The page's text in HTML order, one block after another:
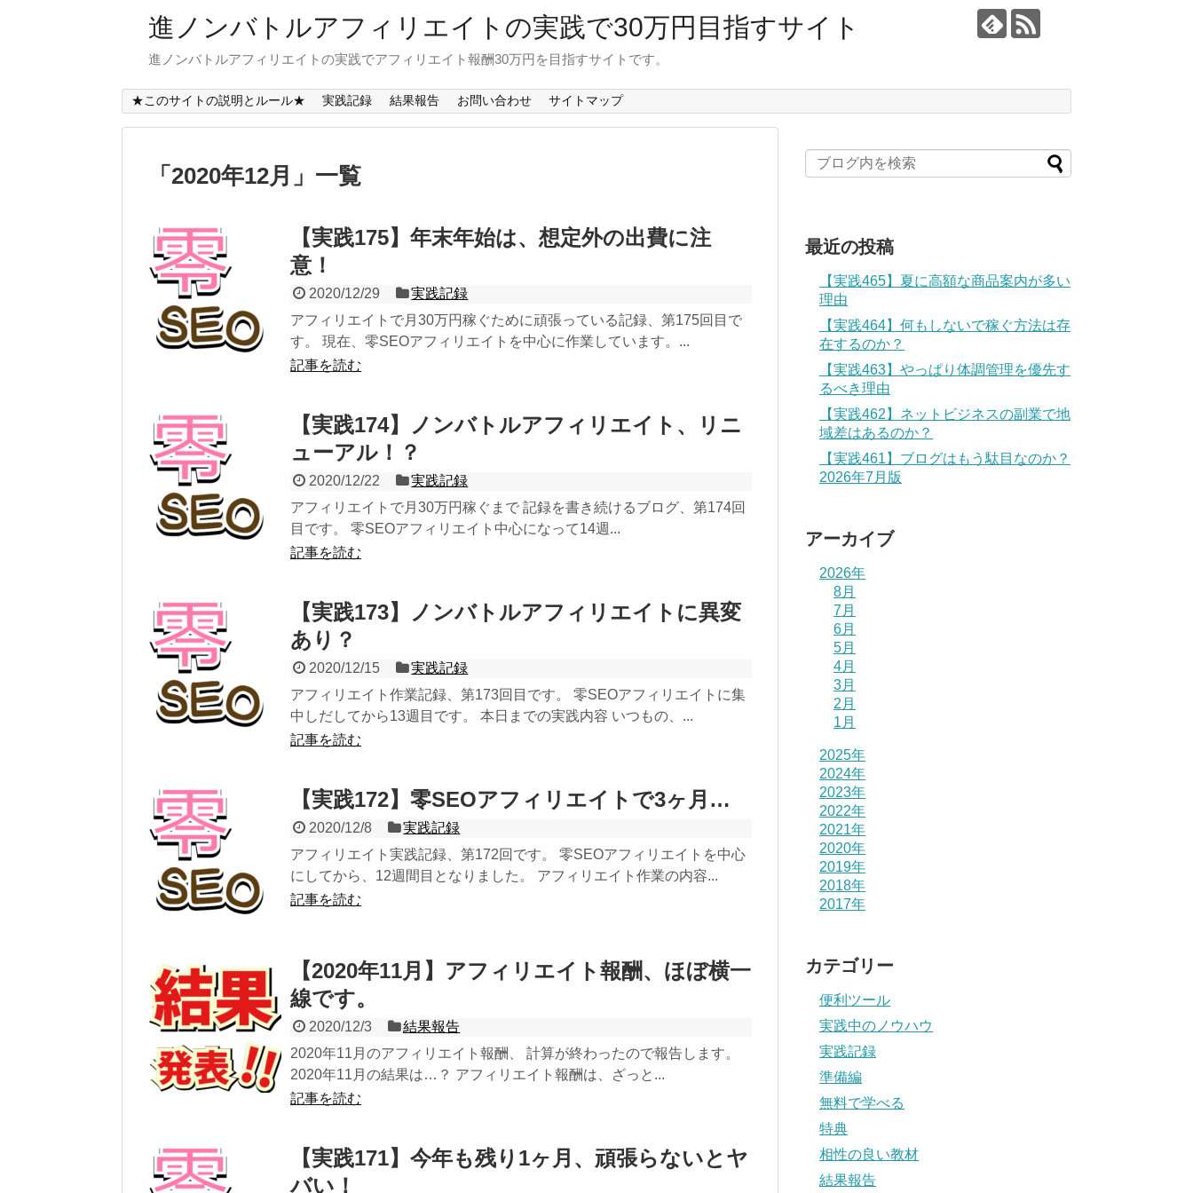
進ノンバトルアフィリエイトの実践で30万円目指すサイト
進ノンバトルアフィリエイトの実践でアフィリエイト報酬30万円を目指すサイトです。
★このサイトの説明とルール★ 実践記録 結果報告 お問い合わせ サイトマップ
「 2020年12月 」 一覧
【実践175】年末年始は、想定外の出費に注
意！
2020/12/29
実践記録
アフィリエイトで月30万円稼ぐために頑張っている記録、第175回目で
す。 現在、零SEOアフィリエイトを中心に作業しています。...
記事を読む
【実践174】ノンバトルアフィリエイト、リニ
ューアル！？
2020/12/22
実践記録
アフィリエイトで月30万円稼ぐまで 記録を書き続けるブログ、第174回
目です。 零SEOアフィリエイト中心になって14週...
記事を読む
【実践173】ノンバトルアフィリエイトに異変
あり？
2020/12/15
実践記録
アフィリエイト作業記録、第173回目です。 零SEOアフィリエイトに集
中しだしてから13週目です。 本日までの実践内容 いつもの、...
記事を読む
【実践172】零SEOアフィリエイトで3ヶ月…
2020/12/8
実践記録
アフィリエイト実践記録、第172回です。 零SEOアフィリエイトを中心
にしてから、12週間目となりました。 アフィリエイト作業の内容...
記事を読む
【2020年11月】アフィリエイト報酬、ほぼ横一
線です。
2020/12/3
結果報告
2020年11月のアフィリエイト報酬、 計算が終わったので報告します。
2020年11月の結果は…？ アフィリエイト報酬は、ざっと...
記事を読む
【実践171】今年も残り1ヶ月、頑張らないとヤ
バい！
最近の投稿
【実践465】夏に高額な商品案内が多い
理由
【実践464】何もしないで稼ぐ方法は存
在するのか？
【実践463】やっぱり体調管理を優先す
るべき理由
【実践462】ネットビジネスの副業で地
域差はあるのか？
【実践461】ブログはもう駄目なのか？
2026年7月版
アーカイブ
2026年
8月
7月
6月
5月
4月
3月
2月
1月
2025年
2024年
2023年
2022年
2021年
2020年
2019年
2018年
2017年
カテゴリー
便利ツール
実践中のノウハウ
実践記録
準備編
無料で学べる
特典
相性の良い教材
結果報告